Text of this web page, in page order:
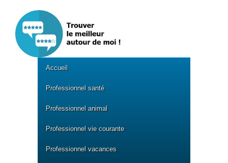
Accueil
Professionnel santé
Professionnel animal
Professionnel vie courante
Professionnel vacances